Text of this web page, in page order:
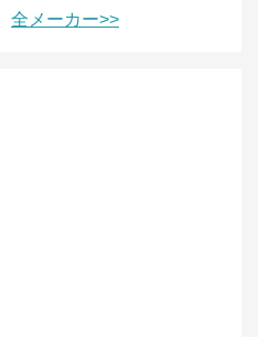
全メーカー>>